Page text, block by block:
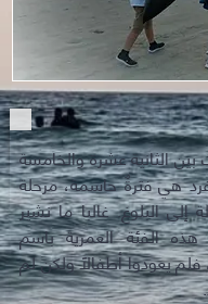
الثانية عشرة والخامسة
هي فترةٌ حاسمة، مرحلة
إلى البلوغ. غالبا ما نشير
الفئة العمرية باسم
يعودوا أطفالًا ولكن لم